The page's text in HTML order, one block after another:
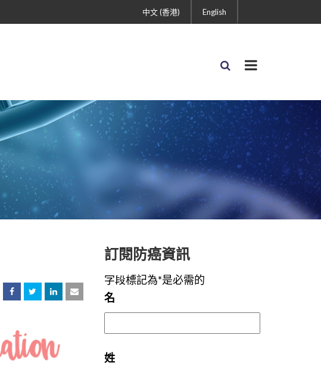
English
中文 (香港)
訂閱防癌資訊
字段標記為*是必需的
名
姓